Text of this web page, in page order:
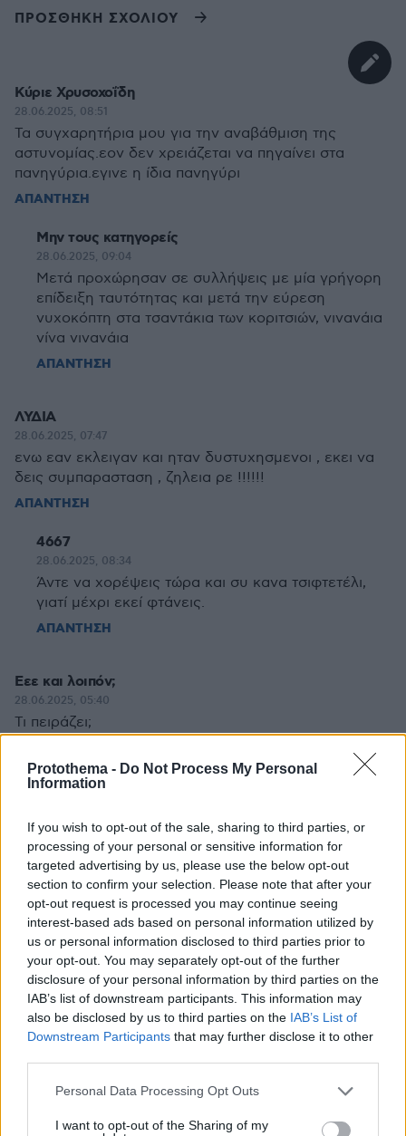
Protothema - Do Not Process My Personal
Information
If you wish to opt-out of the sale, sharing to third parties, or
processing of your personal or sensitive information for
targeted advertising by us, please use the below opt-out
section to confirm your selection. Please note that after your
opt-out request is processed you may continue seeing
interest-based ads based on personal information utilized by
us or personal information disclosed to third parties prior to
your opt-out. You may separately opt-out of the further
disclosure of your personal information by third parties on the
IAB’s list of downstream participants. This information may
also be disclosed by us to third parties on the IAB’s List of
Downstream Participants that may further disclose it to other
Please note that this website/app uses one or more Google
not limited to your visit or usage behaviour. You may click to
Personal Data Processing Opt Outs
I want to opt-out of the Sharing of my
ΠΡΟΣΘΗΚΗ ΣΧΟΛΙΟΥ
Κύριε Χρυσοχοΐδη
28.06.2025, 08:51
Τα συγχαρητήρια μου για την αναβάθμιση της
αστυνομίας.εον δεν χρειάζεται να πηγαίνει στα
πανηγύρια.εγινε η ίδια πανηγύρι
ΑΠΑΝΤΗΣΗ
Μην τους κατηγορείς
28.06.2025, 09:04
Μετά προχώρησαν σε συλλήψεις με μία γρήγορη
επίδειξη ταυτότητας και μετά την εύρεση
νυχοκόπτη στα τσαντάκια των κοριτσιών, νινανάια
νίνα νινανάια
ΑΠΑΝΤΗΣΗ
ΛΥΔΙΑ
28.06.2025, 07:47
ενω εαν εκλειγαν και ηταν δυστυχησμενοι , εκει να
δεις συμπαρασταση , ζηλεια ρε !!!!!!
ΑΠΑΝΤΗΣΗ
4667
28.06.2025, 08:34
Άντε να χορέψεις τώρα και συ κανα τσιφτετέλι,
γιατί μέχρι εκεί φτάνεις.
ΑΠΑΝΤΗΣΗ
Εεε και λοιπόν;
28.06.2025, 05:40
Τι πειράζει;
@Εεε και λοιπόν;
Το πρόβλημα δεν είναι ότι ζεις σε μπανανία, αλλά
ότι σου αρέσει κιόλας
ΑΠΑΝΤΗΣΗ
Και ώσπου να βάλουν μυαλό θα βιντεοσκοπούν πάρτι
μέσα στο αστυνομικό τμήμα της Καλαμάτας;
28.06.2025, 02:46
Εάν οι αστυνομικοί δεν μπορούν να τους εντοπίσουν
μέσα στο τμήμα πώς θα τούς εντοπίσουν στις κλοπές
και τίς παρανομίες;